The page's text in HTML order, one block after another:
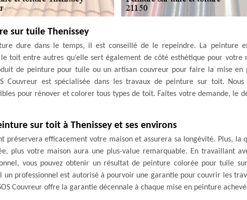
sur tuile Thenissey
dure dans le temps, il est conseillé de le repeindre. La peinture
toit entre autres qu’elle sert également de côté esthétique pour votre
de peinture pour tuile ou un artisan couvreur pour faire la mise en
Couvreur est spécialisée dans les travaux de peinture sur toit. Nous
pour rénover et colorer tous types de toit. Faites votre demande, le
sur toit à Thenissey et ses environs
préservera efficacement votre maison et assurera sa longévité. Plus, la
plus votre maison aura une plus-value remarquable. En travaillant
vous pouvez obtenir un résultat de peinture colorée pour tuile
un professionnel est autorisé à pourvoir une garantie pour couvrir les
Couvreur offre la garantie décennale à chaque mise en peinture